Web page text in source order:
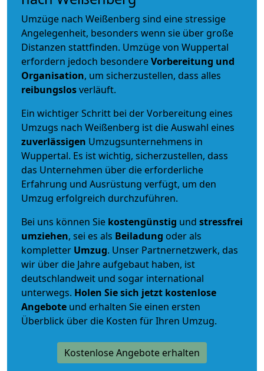
Umzüge nach Weißenberg sind eine stressige
Angelegenheit, besonders wenn sie über große
Distanzen stattfinden. Umzüge von Wuppertal
erfordern jedoch besondereVorbereitung und
Organisation, um sicherzustellen, dass alles
reibungslosverläuft.
Ein wichtiger Schritt bei der Vorbereitung eines
Umzugs nach Weißenberg ist die Auswahl eines
zuverlässigen Umzugsunternehmens in
Wuppertal. Es ist wichtig, sicherzustellen, dass
das Unternehmen über die erforderliche
Erfahrung und Ausrüstung verfügt, um den
Umzug erfolgreich durchzuführen.
Bei uns können Sie kostengünstig und stressfrei
umziehen, sei es als Beiladung oder als
kompletter Umzug. Unser Partnernetzwerk, das
wir über die Jahre aufgebaut haben, ist
deutschlandweit und sogar international
unterwegs. Holen Sie sich jetzt kostenlose
Angebote und erhalten Sie einen ersten
Überblick über die Kosten für Ihren Umzug.
Kostenlose Angebote erhalten